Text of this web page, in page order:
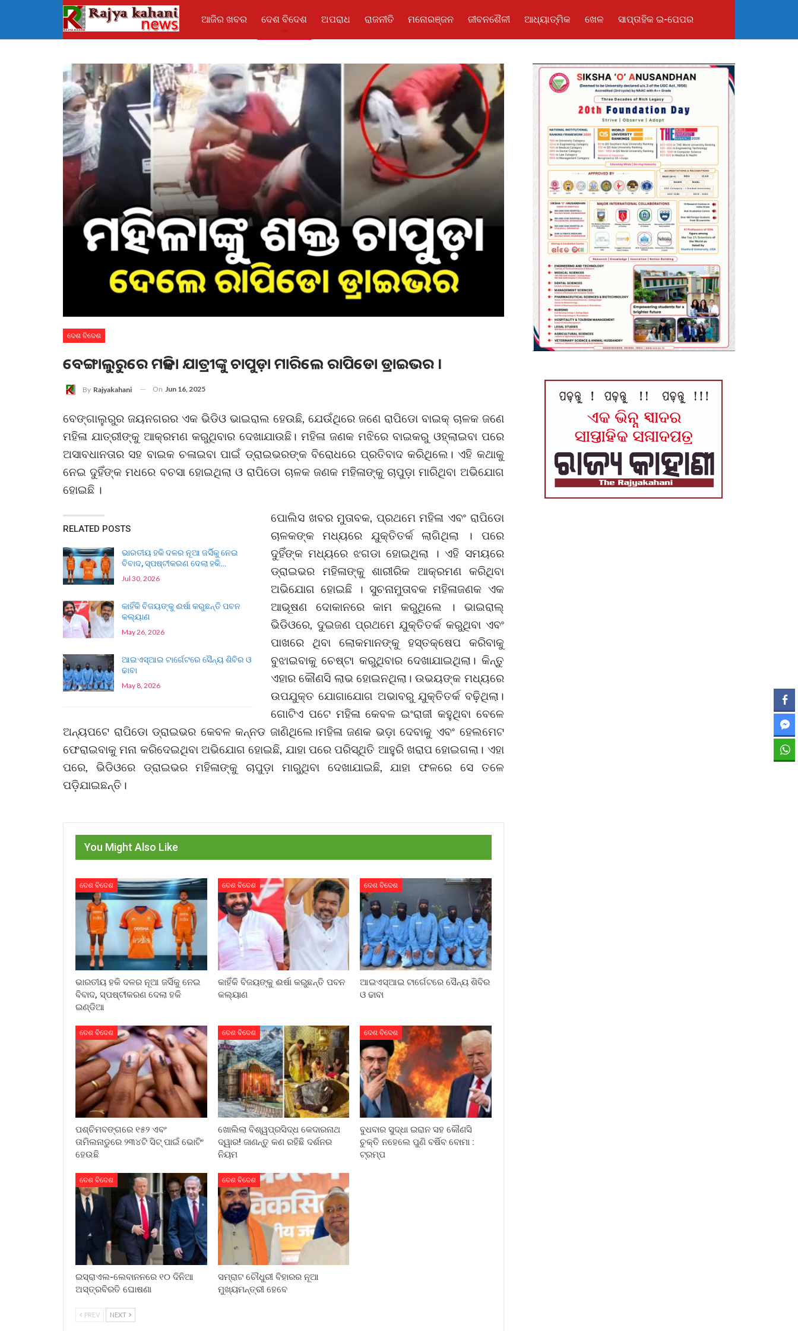
ଆଜିର ଖବର ଦେଶ ବିଦେଶ ଅପରାଧ ରାଜନୀତି ମନୋରଞ୍ଜନ ଜୀବନଶୈଳୀ ଆଧ୍ୟାତ୍ମିକ ଖେଳ ସାପ୍ତାହିକ ଇ-ପେପର
ଦେଶ ବିଦେଶ
ବେଙ୍ଗାଲୁରୁରେ ମହିଳା ଯାତ୍ରୀଙ୍କୁ ଚାପୁଡ଼ା ମାରିଲେ ରାପିଡୋ ଡ୍ରାଇଭର ।
By Rajyakahani On Jun 16, 2025
ବେଙ୍ଗାଲୁରୁର ଜୟନଗରର ଏକ ଭିଡିଓ ଭାଇରାଲ ହେଉଛି, ଯେଉଁଥିରେ ଜଣେ ରାପିଡୋ ବାଇକ୍ ଚାଳକ ଜଣେ
ମହିଳା ଯାତ୍ରୀଙ୍କୁ ଆକ୍ରମଣ କରୁଥିବାର ଦେଖାଯାଉଛି। ମହିଳା ଜଣକ ମଝିରେ ବାଇକରୁ ଓହ୍ଲାଇବା ପରେ
ଅସାବଧାନତାର ସହ ବାଇକ ଚଳାଇବା ପାଇଁ ଡ୍ରାଇଭରଙ୍କ ବିରୋଧରେ ପ୍ରତିବାଦ କରିଥିଲେ। ଏହି କଥାକୁ
ନେଇ ଦୁହିଁଙ୍କ ମଧରେ ବଚସା ହୋଇଥିଲା ଓ ରାପିଡୋ ଚାଳକ ଜଣକ ମହିଳାଙ୍କୁ ଚାପୁଡ଼ା ମାରିଥିବା ଅଭିଯୋଗ
ହୋଇଛି ।
RELATED POSTS
ଭାରତୀୟ ହକି ଦଳର ନୂଆ ଜର୍ସିକୁ ନେଇ
ବିବାଦ, ସ୍ପଷ୍ଟୀକରଣ ଦେଲା ହକି…
Jul 30, 2026
କାହିଁକି ବିଜୟଙ୍କୁ ଈର୍ଷା କରୁଛନ୍ତି ପବନ
କଲ୍ୟାଣ
May 26, 2026
ଆଇଏସ୍‌ଆଇ ଟାର୍ଗେଟରେ ସୈନ୍ୟ ଶିବିର ଓ
ଢାବା
May 8, 2026
ପୋଲିସ ଖବର ମୁତାବକ, ପ୍ରଥମେ ମହିଳା ଏବଂ ରାପିଡୋ
ଚାଳକଙ୍କ ମଧ୍ୟରେ ଯୁକ୍ତିତର୍କ ଲାଗିଥିଲା । ପରେ
ଦୁହିଁଙ୍କ ମଧ୍ୟରେ ଝଗଡା ହୋଇଥିଲା । ଏହି ସମୟରେ
ଡ୍ରାଇଭର ମହିଳାଙ୍କୁ ଶାରୀରିକ ଆକ୍ରମଣ କରିଥିବା
ଅଭିଯୋଗ ହୋଇଛି । ସୁଚନାମୁତାବକ ମହିଳାଜଣକ ଏକ
ଆଭୂଷଣ ଦୋକାନରେ କାମ କରୁଥିଲେ । ଭାଇରାଲ୍
ଭିଡିଓରେ, ଦୁଇଜଣ ପ୍ରଥମେ ଯୁକ୍ତିତର୍କ କରୁଥିବା ଏବଂ
ପାଖରେ ଥିବା ଲୋକମାନଙ୍କୁ ହସ୍ତକ୍ଷେପ କରିବାକୁ
ବୁଝାଇବାକୁ ଚେଷ୍ଟା କରୁଥିବାର ଦେଖାଯାଇଥିଲା। କିନ୍ତୁ
ଏହାର କୌଣସି ଲାଭ ହୋଇନଥିଲା। ଉଭୟଙ୍କ ମଧ୍ୟରେ
ଉପଯୁକ୍ତ ଯୋଗାଯୋଗ ଅଭାବରୁ ଯୁକ୍ତିତର୍କ ବଢ଼ିଥିଲା।
ଗୋଟିଏ ପଟେ ମହିଳା କେବଳ ଇଂରାଜୀ କହୁଥିବା ବେଳେ
ଅନ୍ୟପଟେ ରାପିଡୋ ଡ୍ରାଇଭର କେବଳ କନ୍ନଡ ଜାଣିଥିଲେ।ମହିଳା ଜଣକ ଭଡ଼ା ଦେବାକୁ ଏବଂ ହେଲମେଟ
ଫେରାଇବାକୁ ମନା କରିଦେଇଥିବା ଅଭିଯୋଗ ହୋଇଛି, ଯାହା ପରେ ପରିସ୍ଥିତି ଆହୁରି ଖରାପ ହୋଇଗଲା। ଏହା
ପରେ, ଭିଡିଓରେ ଡ୍ରାଇଭର ମହିଳାଙ୍କୁ ଚାପୁଡ଼ା ମାରୁଥିବା ଦେଖାଯାଇଛି, ଯାହା ଫଳରେ ସେ ତଳେ
ପଡ଼ିଯାଇଛନ୍ତି।
You Might Also Like
ଦେଶ ବିଦେଶ
ଭାରତୀୟ ହକି ଦଳର ନୂଆ ଜର୍ସିକୁ ନେଇ
ବିବାଦ, ସ୍ପଷ୍ଟୀକରଣ ଦେଲା ହକି
ଇଣ୍ଡିଆ
ଦେଶ ବିଦେଶ
କାହିଁକି ବିଜୟଙ୍କୁ ଈର୍ଷା କରୁଛନ୍ତି ପବନ
କଲ୍ୟାଣ
ଦେଶ ବିଦେଶ
ଆଇଏସ୍‌ଆଇ ଟାର୍ଗେଟରେ ସୈନ୍ୟ ଶିବିର
ଓ ଢାବା
ଦେଶ ବିଦେଶ
ପଶ୍ଚିମବଙ୍ଗରେ ୧୫୨ ଏବଂ
ତାମିଲନାଡୁରେ ୨୩୪ଟି ସିଟ୍ ପାଇଁ ଭୋଟିଂ
ହେଉଛି
ଦେଶ ବିଦେଶ
ଖୋଲିଲା ବିଶ୍ୱପ୍ରସିଦ୍ଧ କେଦାରନାଥ
ଦ୍ୱାର! ଜାଣନ୍ତୁ କଣ ରହିଛି ଦର୍ଶନର
ନିୟମ
ଦେଶ ବିଦେଶ
ବୁଧବାର ସୁଦ୍ଧା ଇରାନ ସହ କୌଣସି
ଚୁକ୍ତି ନହେଲେ ପୁଣି ବର୍ଷିବ ବୋମା :
ଟ୍ରମ୍ପ
ଦେଶ ବିଦେଶ
ଇସ୍ରାଏଲ-ଲେବାନନରେ ୧୦ ଦିନିଆ
ଅସ୍ତ୍ରବିରତି ଘୋଷଣା
ଦେଶ ବିଦେଶ
ସମ୍ରାଟ ଚୌଧୁରୀ ବିହାରର ନୂଆ
ମୁଖ୍ୟମନ୍ତ୍ରୀ ହେବେ
PREV NEXT